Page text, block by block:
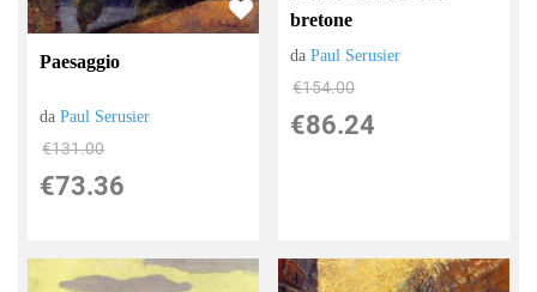
Paesaggio
daPaul Serusier
€131.00
€73.36
bretone
daPaul Serusier
€154.00
€86.24